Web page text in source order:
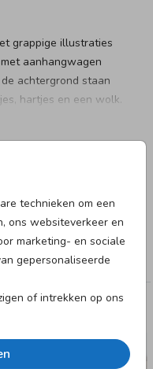
technieken om een
ons websiteverkeer en
marketing- en sociale
gepersonaliseerde
of intrekken op ons
grappige illustraties
aanhangwagen
achtergrond staan
hartjes en een wolk.
Sluitzegels
ook leuk